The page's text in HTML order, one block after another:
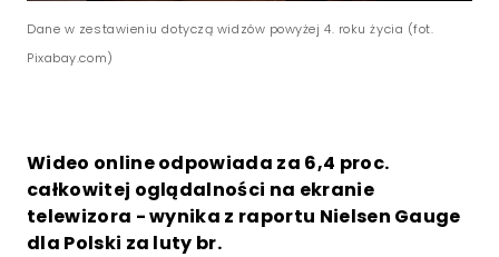
Dane w zestawieniu dotyczą widzów powyżej 4. roku życia (fot.
Pixabay.com)
Wideo online odpowiada za 6,4 proc.
całkowitej oglądalności na ekranie
telewizora - wynika z raportu Nielsen Gauge
dla Polski za luty br.